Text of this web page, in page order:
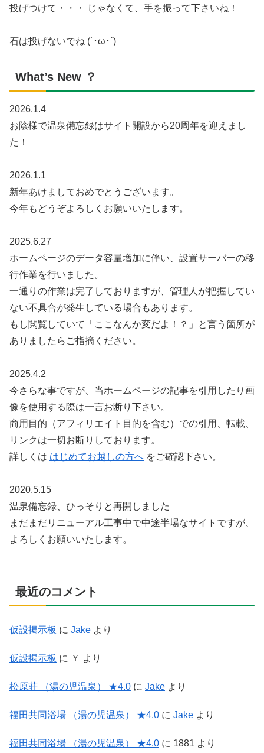
投げつけて・・・ じゃなくて、手を振って下さいね！
石は投げないでね (´･ω･`)
What’s New ？
2026.1.4
お陰様で温泉備忘録はサイト開設から20周年を迎えまし
た！
2026.1.1
新年あけましておめでとうございます。
今年もどうぞよろしくお願いいたします。
2025.6.27
ホームページのデータ容量増加に伴い、設置サーバーの移
行作業を行いました。
一通りの作業は完了しておりますが、管理人が把握してい
ない不具合が発生している場合もあります。
もし閲覧していて「ここなんか変だよ！？」と言う箇所が
ありましたらご指摘ください。
2025.4.2
今さらな事ですが、当ホームページの記事を引用したり画
像を使用する際は一言お断り下さい。
商用目的（アフィリエイト目的を含む）での引用、転載、
リンクは一切お断りしております。
詳しくは はじめてお越しの方へ をご確認下さい。
2020.5.15
温泉備忘録、ひっそりと再開しました
まだまだリニューアル工事中で中途半場なサイトですが、
よろしくお願いいたします。
最近のコメント
仮設掲示板 に Jake より
仮設掲示板 に Ｙ より
松原荘 （湯の児温泉） ★4.0 に Jake より
福田共同浴場 （湯の児温泉） ★4.0 に Jake より
福田共同浴場 （湯の児温泉） ★4.0 に 1881 より